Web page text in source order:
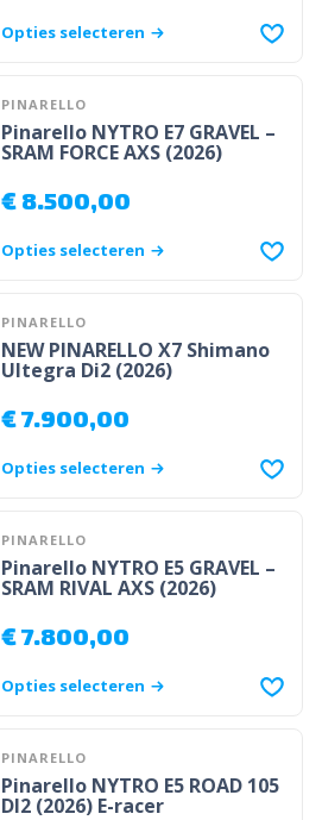
Opties selecteren
PINARELLO
Pinarello NYTRO E7 GRAVEL –
SRAM FORCE AXS (2026)
€8.500,00
Opties selecteren
PINARELLO
NEW PINARELLO X7 Shimano
Ultegra Di2 (2026)
€7.900,00
Opties selecteren
PINARELLO
Pinarello NYTRO E5 GRAVEL –
SRAM RIVAL AXS (2026)
€7.800,00
Opties selecteren
PINARELLO
Pinarello NYTRO E5 ROAD 105
DI2 (2026) E-racer